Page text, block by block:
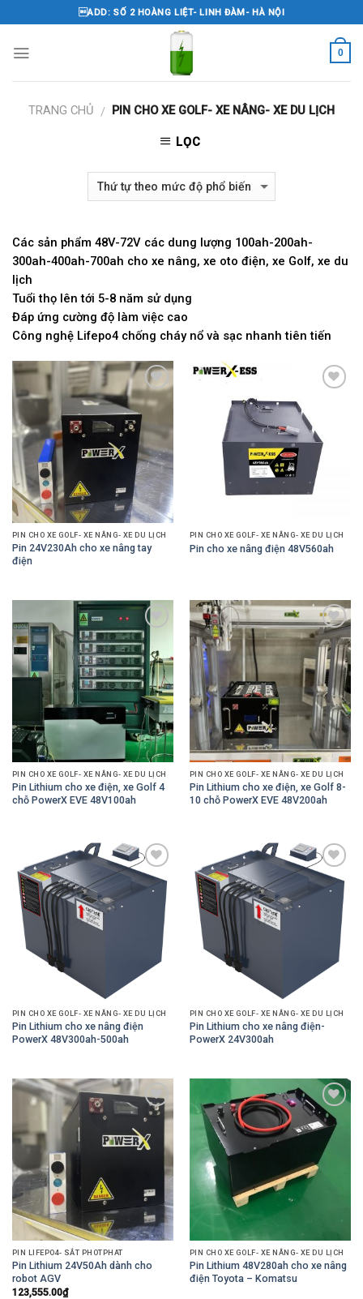
to
content
ADD: SỐ 2 HOÀNG LIỆT- LINH ĐÀM- HÀ NỘI
0
TRANG CHỦ / PIN CHO XE GOLF- XE NÂNG- XE DU LỊCH
LỌC
Các sản phẩm 48V-72V các dung lượng 100ah-200ah-
300ah-400ah-700ah cho xe nâng, xe oto điện, xe Golf, xe du
lịch
Tuổi thọ lên tới 5-8 năm sử dụng
Đáp ứng cường độ làm việc cao
Công nghệ Lifepo4 chống cháy nổ và sạc nhanh tiên tiến
Add to
Wishlist
PIN CHO XE GOLF- XE NÂNG- XE DU LỊCH
Pin 24V230Ah cho xe nâng tay
điện
PIN CHO XE GOLF- XE NÂNG- XE DU LỊCH
Pin cho xe nâng điện 48V560ah
Add to
Wishlist
PIN CHO XE GOLF- XE NÂNG- XE DU LỊCH
Pin Lithium cho xe điện, xe Golf 4
chỗ PowerX EVE 48V100ah
Add to
Wishlist
PIN CHO XE GOLF- XE NÂNG- XE DU LỊCH
Pin Lithium cho xe điện, xe Golf 8-
10 chỗ PowerX EVE 48V200ah
Add to
Wishlist
PIN CHO XE GOLF- XE NÂNG- XE DU LỊCH
Pin Lithium cho xe nâng điện
PowerX 48V300ah-500ah
Add to
Wishlist
PIN CHO XE GOLF- XE NÂNG- XE DU LỊCH
Pin Lithium cho xe nâng điện-
PowerX 24V300ah
Add to
Wishlist
PIN LIFEPO4- SẮT PHOTPHAT
Pin Lithium 24V50Ah dành cho
robot AGV
123,555.00₫
Add to
Wishlist
PIN CHO XE GOLF- XE NÂNG- XE DU LỊCH
Pin Lithium 48V280ah cho xe nâng
điện Toyota – Komatsu